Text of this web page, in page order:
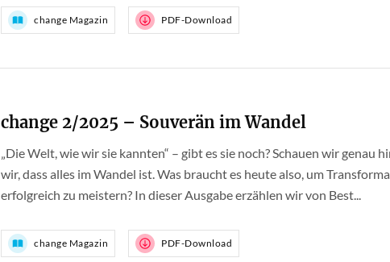
change Magazin PDF-Download
change 2/2025 – Souverän im Wandel
„Die Welt, wie wir sie kannten“ – gibt es sie noch? Schauen wir genau
wir, dass alles im Wandel ist. Was braucht es heute also, um
erfolgreich zu meistern? In dieser Ausgabe erzählen wir von Best...
change Magazin PDF-Download